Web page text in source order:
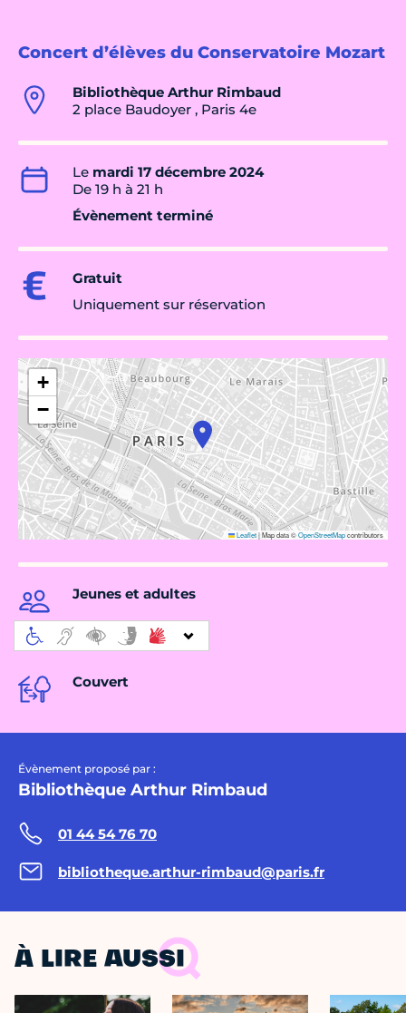
Concert d’élèves du Conservatoire Mozart
Bibliothèque Arthur Rimbaud
2 place Baudoyer , Paris 4e
Le mardi 17 décembre 2024
De 19 h à 21 h
Évènement terminé
Gratuit
Uniquement sur réservation
+
−
Leaflet|Map data ©OpenStreetMapcontributors
Jeunes et adultes
Couvert
Évènement proposé par :
Bibliothèque Arthur Rimbaud
01 44 54 76 70
bibliotheque.arthur-rimbaud@paris.fr
À LIRE AUSSI